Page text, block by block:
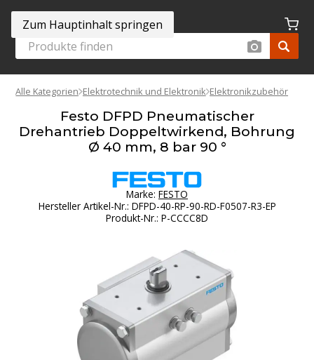
Zum Hauptinhalt springen
Alle Kategorien Elektrotechnik und Elektronik Elektronikzubehör
Festo DFPD Pneumatischer
Drehantrieb Doppeltwirkend, Bohrung
Ø 40 mm, 8 bar 90 °
Marke: FESTO
Hersteller Artikel-Nr.: DFPD-40-RP-90-RD-F0507-R3-EP
Produkt-Nr.: P-CCCC8D